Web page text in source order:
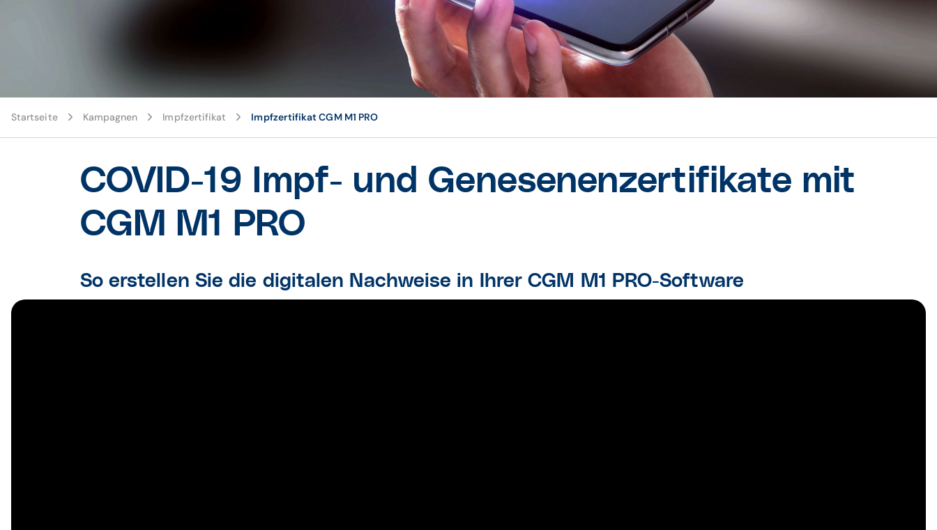
Startseite Kampagnen Impfzertifikat Impfzertifikat CGM M1 PRO
COVID-19 Impf- und Genesenenzertifikate mit
CGM M1 PRO
So erstellen Sie die digitalen Nachweise in Ihrer CGM M1 PRO-Software